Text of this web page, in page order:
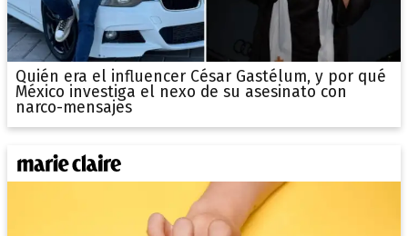
Quién era el influencer César Gastélum, y por qué
México investiga el nexo de su asesinato con
narco-mensajes